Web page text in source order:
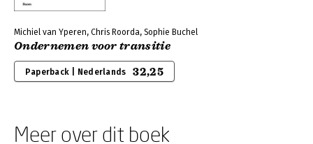
Michiel van Yperen, Chris Roorda, Sophie Buchel
Ondernemen voor transitie
Paperback | Nederlands 32,25
Meer over dit boek